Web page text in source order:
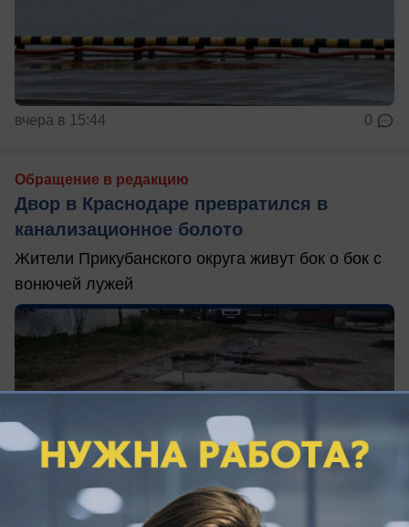
вчера в 15:44 0
Обращение в редакцию
Двор в Краснодаре превратился в
канализационное болото
Жители Прикубанского округа живут бок о бок с
вонючей лужей